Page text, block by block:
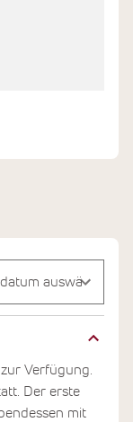
Verfügung.
Der erste
mit